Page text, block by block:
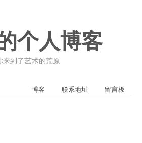
个人博客
来到了艺术的荒原
博客 联系地址 留言板